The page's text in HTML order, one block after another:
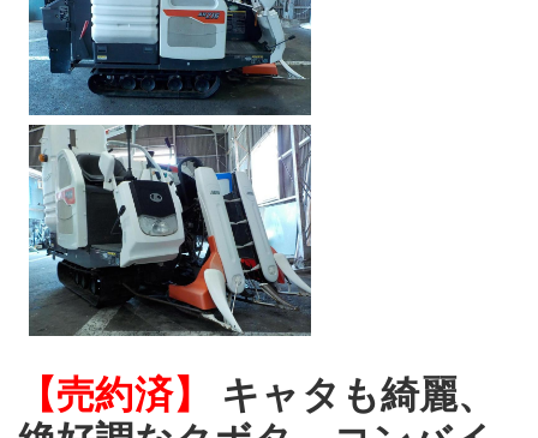
【売約済】
キャタも綺麗、